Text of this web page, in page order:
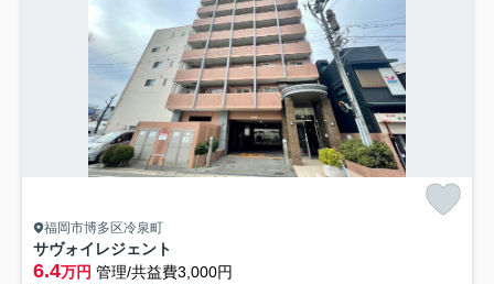
福岡市博多区冷泉町
サヴォイレジェント
6.4万円 管理/共益費3,000円